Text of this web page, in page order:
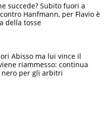
succede? Subito fuori a
Hanfmann, per Flavio è
della tosse
Abisso ma lui vince il
riammesso: continua
nero per gli arbitri